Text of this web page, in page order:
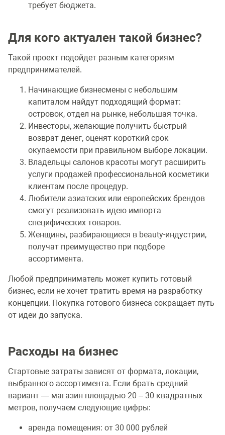
требует бюджета.
Для кого актуален такой бизнес?
Такой проект подойдет разным категориям
предпринимателей.
Начинающие бизнесмены с небольшим
капиталом найдут подходящий формат:
островок, отдел на рынке, небольшая точка.
Инвесторы, желающие получить быстрый
возврат денег, оценят короткий срок
окупаемости при правильном выборе локации.
Владельцы салонов красоты могут расширить
услуги продажей профессиональной косметики
клиентам после процедур.
Любители азиатских или европейских брендов
смогут реализовать идею импорта
специфических товаров.
Женщины, разбирающиеся в beauty-индустрии,
получат преимущество при подборе
ассортимента.
Любой предприниматель может купить готовый
бизнес, если не хочет тратить время на разработку
концепции. Покупка готового бизнеса сокращает путь
от идеи до запуска.
Расходы на бизнес
Стартовые затраты зависят от формата, локации,
выбранного ассортимента. Если брать средний
вариант — магазин площадью 20 – 30 квадратных
метров, получаем следующие цифры:
аренда помещения: от 30 000 рублей